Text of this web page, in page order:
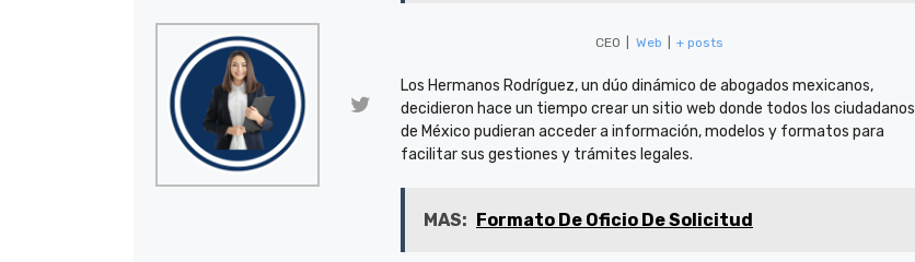
CEO Web + posts
Los Hermanos Rodríguez, un dúo dinámico de abogados mexicanos,
decidieron hace un tiempo crear un sitio web donde todos los ciudadanos
de México pudieran acceder a información, modelos y formatos para
facilitar sus gestiones y trámites legales.
MAS: Formato De Oficio De Solicitud